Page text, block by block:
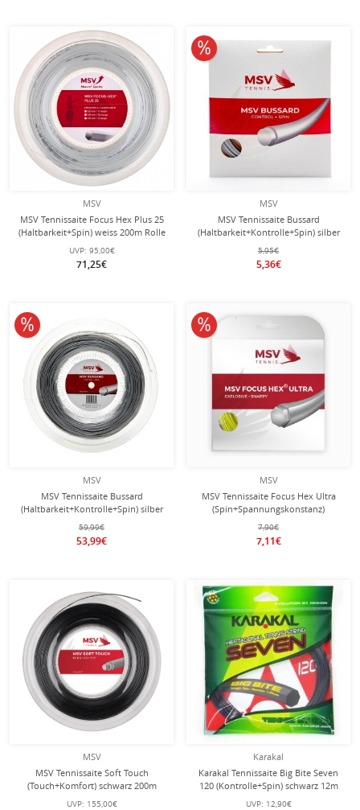
MSV
MSV Tennissaite Focus Hex Plus 25
(Haltbarkeit+Spin) weiss 200m Rolle
UVP: 95,00€
71,25€
MSV
MSV Tennissaite Bussard
(Haltbarkeit+Kontrolle+Spin) silber
12m Set
5,95€
5,36€
10% reduziert
MSV
MSV Tennissaite Bussard
(Haltbarkeit+Kontrolle+Spin) silber
200m Rolle
59,99€
53,99€
10% reduziert
MSV
MSV Tennissaite Focus Hex Ultra
(Spin+Spannungskonstanz)
neongelb 12m Set
7,90€
7,11€
10% reduziert
MSV
MSV Tennissaite Soft Touch
(Touch+Komfort) schwarz 200m
Rolle
UVP: 155,00€
Karakal
Karakal Tennissaite Big Bite Seven
120 (Kontrolle+Spin) schwarz 12m
Set
UVP: 12,90€